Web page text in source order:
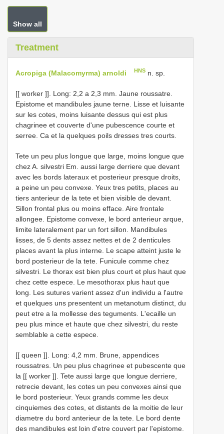
Show all
Treatment
Acropiga (Malacomyrma) arnoldi HNS n. sp.
[[ worker ]]. Long: 2,2 a 2,3 mm. Jaune roussatre.
Epistome et mandibules jaune terne. Lisse et luisante
sur les cotes, moins luisante dessus qui est plus
chagrinee et couverte d'une pubescence courte et
serree. Ca et la quelques poils dresses tres courts.
Tete un peu plus longue que large, moins longue que
chez A. silvestri Em. aussi large derriere que devant
avec les bords lateraux et posterieur presque droits,
a peine un peu convexe. Yeux tres petits, places au
tiers anterieur de la tete et bien visible de devant.
Sillon frontal plus ou moins efface. Aire frontale
allongee. Epistome convexe, le bord anterieur arque,
limite lateralement par un fort sillon. Mandibules
lisses, de 5 dents assez nettes et de 2 denticules
places avant la plus interne. Le scape atteint juste le
bord posterieur de la tete. Funicule comme chez
silvestri. Le thorax est bien plus court et plus haut que
chez cette espece. Le mesothorax plus haut que
long. Les sutures varient assez d'un individu a l'autre
et quelques uns presentent un metanotum distinct, du
peut etre a la mollesse des teguments. L'ecaille un
peu plus mince et haute que chez silvestri, du reste
semblable a cette espece.
[[ queen ]]. Long: 4,2 mm. Brune, appendices
roussatres. Un peu plus chagrinee et pubescente que
la [[ worker ]]. Tete aussi large que longue derriere,
retrecie devant, les cotes un peu convexes ainsi que
le bord posterieur. Yeux grands comme les deux
cinquiemes des cotes, et distants de la moitie de leur
diametre du bord anterieur de la tete. Le bord dente
des mandibules est loin d'etre couvert par l'epistome.